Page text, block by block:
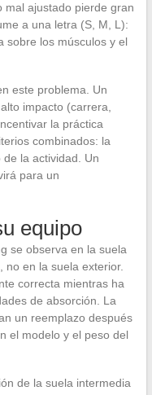
mal ajustado pierde gran
a una letra (S, M, L):
sobre los músculos y el
este problema. Un
impacto (carrera,
la práctica
combinados: la
la actividad. Un
para un
equipo
se observa en la suela
no en la suela exterior.
correcta mientras ha
de absorción. La
un reemplazo después
el modelo y el peso del
de la suela intermedia